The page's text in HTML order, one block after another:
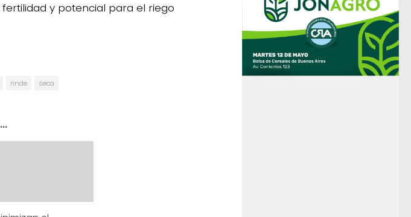
y potencial para el riego
rinde seca